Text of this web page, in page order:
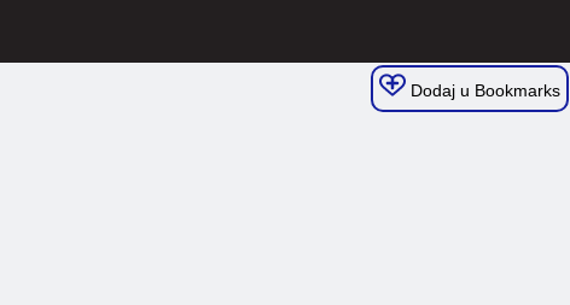
Dodaj u Bookmarks